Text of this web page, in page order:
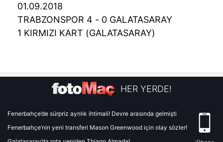
01.09.2018
TRABZONSPOR 4 - 0 GALATASARAY
1 KIRMIZI KART (GALATASARAY)
HER YERDE!
Fenerbahçe’de sürpriz ayrılık ihtimali! Devre arasında gelmişti
Fenerbahçe’nin yeni transferi Mason Greenwood için olay sözler!